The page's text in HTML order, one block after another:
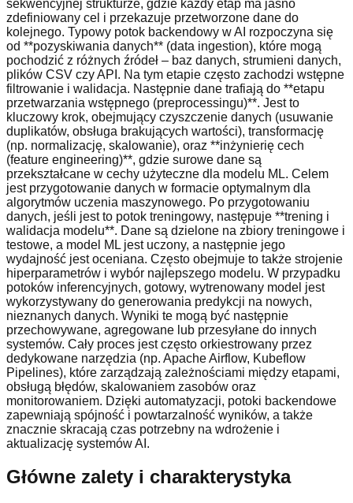
sekwencyjnej strukturze, gdzie każdy etap ma jasno
zdefiniowany cel i przekazuje przetworzone dane do
kolejnego. Typowy potok backendowy w AI rozpoczyna się
od **pozyskiwania danych** (data ingestion), które mogą
pochodzić z różnych źródeł – baz danych, strumieni danych,
plików CSV czy API. Na tym etapie często zachodzi wstępne
filtrowanie i walidacja. Następnie dane trafiają do **etapu
przetwarzania wstępnego (preprocessingu)**. Jest to
kluczowy krok, obejmujący czyszczenie danych (usuwanie
duplikatów, obsługa brakujących wartości), transformację
(np. normalizację, skalowanie), oraz **inżynierię cech
(feature engineering)**, gdzie surowe dane są
przekształcane w cechy użyteczne dla modelu ML. Celem
jest przygotowanie danych w formacie optymalnym dla
algorytmów uczenia maszynowego. Po przygotowaniu
danych, jeśli jest to potok treningowy, następuje **trening i
walidacja modelu**. Dane są dzielone na zbiory treningowe i
testowe, a model ML jest uczony, a następnie jego
wydajność jest oceniana. Często obejmuje to także strojenie
hiperparametrów i wybór najlepszego modelu. W przypadku
potoków inferencyjnych, gotowy, wytrenowany model jest
wykorzystywany do generowania predykcji na nowych,
nieznanych danych. Wyniki te mogą być następnie
przechowywane, agregowane lub przesyłane do innych
systemów. Cały proces jest często orkiestrowany przez
dedykowane narzędzia (np. Apache Airflow, Kubeflow
Pipelines), które zarządzają zależnościami między etapami,
obsługą błędów, skalowaniem zasobów oraz
monitorowaniem. Dzięki automatyzacji, potoki backendowe
zapewniają spójność i powtarzalność wyników, a także
znacznie skracają czas potrzebny na wdrożenie i
aktualizację systemów AI.
Główne zalety i charakterystyka